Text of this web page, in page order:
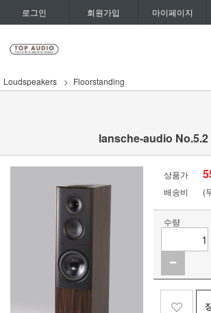
로그인 회원가입 마이페이지
Loudspeakers Floorstanding
lansche-audio No.5.2
상품가
배송비
(
수량